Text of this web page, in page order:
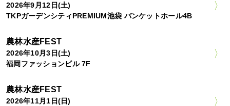
2026年9月12日(土)
TKPガーデンシティPREMIUM池袋 バンケットホール4B
農林水産FEST
2026年10月3日(土)
福岡ファッションビル 7F
農林水産FEST
2026年11月1日(日)